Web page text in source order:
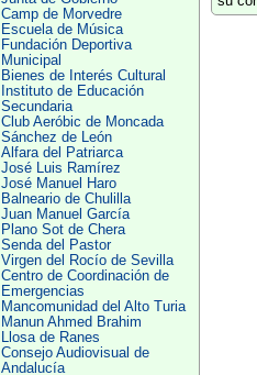
Camp de Morvedre
Escuela de Música
Fundación Deportiva
Municipal
Bienes de Interés Cultural
Instituto de Educación
Secundaria
Club Aeróbic de Moncada
Sánchez de León
Alfara del Patriarca
José Luis Ramírez
José Manuel Haro
Balneario de Chulilla
Juan Manuel García
Plano Sot de Chera
Senda del Pastor
Virgen del Rocío de Sevilla
Centro de Coordinación de
Emergencias
Mancomunidad del Alto Turia
Manun Ahmed Brahim
Llosa de Ranes
Consejo Audiovisual de
Andalucía